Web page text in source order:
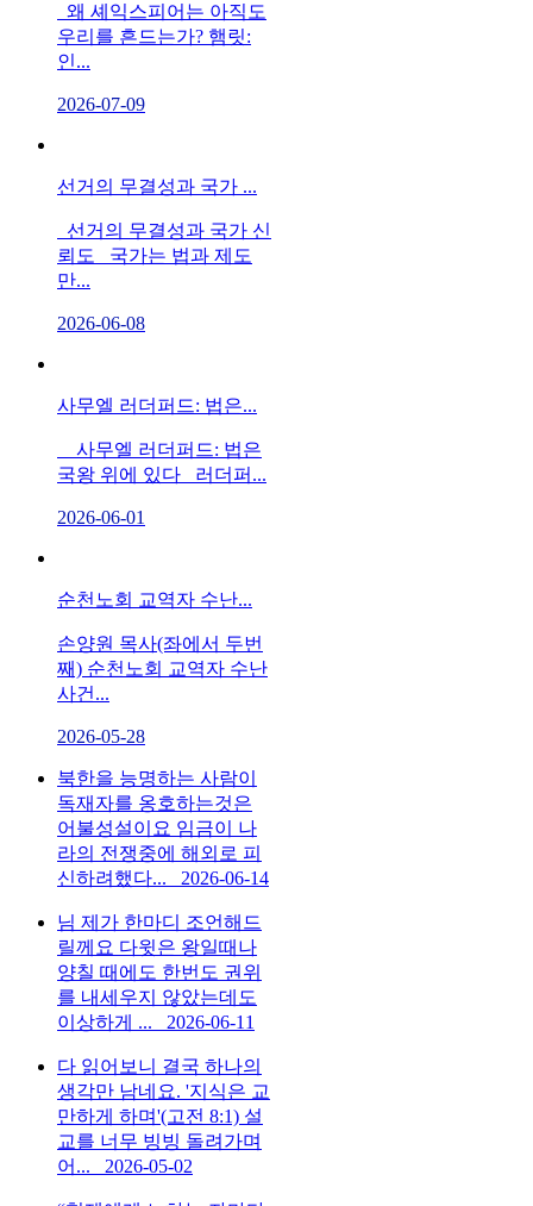
왜 셰익스피어는 아직도
우리를 흔드는가? 햄릿:
인...
2026-07-09
선거의 무결성과 국가 ...
선거의 무결성과 국가 신
뢰도 국가는 법과 제도
만...
2026-06-08
사무엘 러더퍼드: 법은...
사무엘 러더퍼드: 법은
국왕 위에 있다 러더퍼...
2026-06-01
순천노회 교역자 수난...
손양원 목사(좌에서 두번
째) 순천노회 교역자 수난
사건...
2026-05-28
북한을 능명하는 사람이
독재자를 옹호하는것은
어불성설이요 임금이 나
라의 전쟁중에 해외로 피
신하려했다...
2026-06-14
님 제가 한마디 조언해드
릴께요 다윗은 왕일때나
양칠 때에도 한번도 권위
를 내세우지 않았는데도
이상하게 ...
2026-06-11
다 읽어보니 결국 하나의
생각만 남네요. '지식은 교
만하게 하며'(고전 8:1) 설
교를 너무 빙빙 돌려가며
어...
2026-05-02